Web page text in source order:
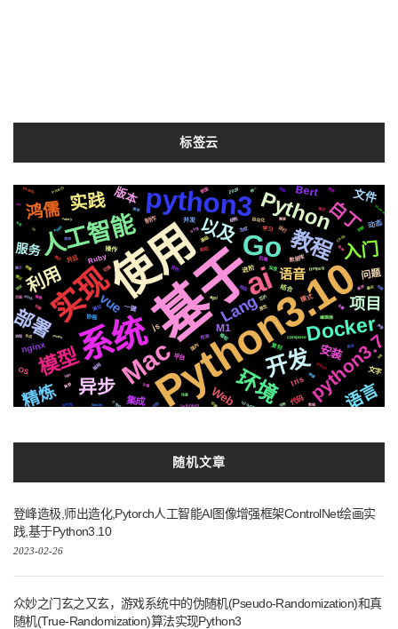
标签云
基于
使用
Python3.10
系统
ai
实现
Go
python3
Mac
人工智能
开发
教程
Python
环境
Docker
模型
部署
python3.7
异步
实践
入门
以及
利用
白丁
鸿儒
精炼 语言
项目
Lang
语音
vue
服务
安装
文件
版本
Web
M1
Bert
问题
集成
nginx
js
Iris
代码
动态
OS 文字
Ruby
一键
进阶
平台
结合
并发
模式
操作
制作
并且
协程
api
数据库
复刻
学习
自动化
音色
响应
ffmpeg
compose
原生
芯片
前后
检测
编辑器
微软
基础
2020
国内
后端
深度
记录
编程
Selenium
通过
新版
svg 生成
结构
运行
centos
推送
需要
格式
字幕
变量
推荐
celery
场景
阻塞
镜像
Apple
Tornado6
各种
存储
Silicon
遇到
统一
CSS3
github
切换
动画
合成
爬虫
属于
情况
协议
io
聊天
MacOs
页面
https
Pytorch
支付宝
简历
快速
识别
布局
Tornado
个性化
集群
流程
声音
可用
机制
社交
数据
绘图
http Windows
百度
随机文章
登峰造极,师出造化,Pytorch人工智能AI图像增强框架ControlNet绘画实
践,基于Python3.10
2023-02-26
众妙之门玄之又玄，游戏系统中的伪随机(Pseudo-Randomization)和真
随机(True-Randomization)算法实现Python3